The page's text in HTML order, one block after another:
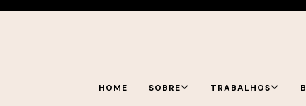
HOME SOBRE TRABALHOS